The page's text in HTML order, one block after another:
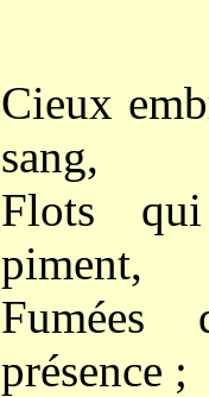
Cieux
sang,
Flots
piment,
présence ;